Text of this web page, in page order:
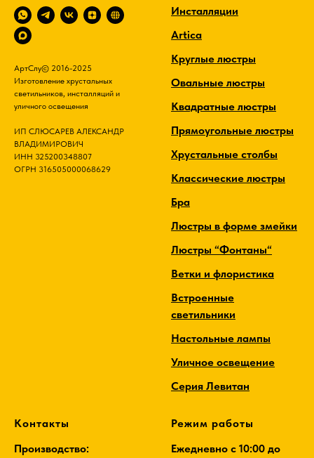
АртСлу© 2016-2025
Изготовление хрустальных
светильников, инсталляций и
уличного освещения
ИП СЛЮСАРЕВ АЛЕКСАНДР
ВЛАДИМИРОВИЧ
ИНН 325200348807
ОГРН 316505000068629
Инсталляции
Artica
Круглые люстры
Овальные люстры
Квадратные люстры
Прямоугольные люстры
Хрустальные столбы
Классические люстры
Бра
Люстры в форме змейки
Люстры “Фонтаны“
Ветки и флористика
Встроенные
светильники
Настольные лампы
Уличное освещение
Серия Левитан
Контакты
Производство:
Режим работы
Ежедневно c 10:00 до